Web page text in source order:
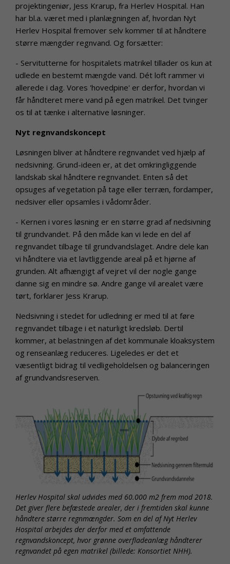
projektingeniør, Jess Krarup, fra Herlev Hospital. Han
har bl.a. været med i planlægningen af, hvordan Nyt
Herlev Hospital fremover selv kommer til at håndtere
større mængder regnvand. Og forsætter:
- Servitutterne for hospitalets matrikel tillader os kun at
udlede en bestemt mængde vand. Dét loft rammer vi
allerede i dag. Vores 'hovedpine' er derfor, hvordan vi
får håndteret mere vand på egen matrikel. Det tvinger
os til at tænke i alternative løsninger.
Nyt regnvandskoncept
Løsningen bliver at håndtere regnvandet ved hjælp af
nedsivning. Grund-ideen er, at det omkringliggende
landskab skal håndtere regnvandet. Enten så det
opsuges af vegetation på tage eller terræn, fordamper,
nedsiver eller opsamles i vådområder.
- Kernen i vores løsning er en større grad af nedsivning
til grundvandet. På den måde kan vi lede en del af
regnvandet tilbage til grundvandslaget. Andre dele kan
vi håndtere via et lavtliggende areal på et hjørne af
grunden. Alt afhængigt af vejret vil der nogle gange
danne sig en mindre sø. Andre gange vil arealet være
tørt, forklarer Jess Krarup.
Nedsivning i stedet for udledning er med til at føre
regnvandet tilbage i et naturligt kredsløb. Dertil
kommer, at belastningen af det kommunale kloaksystem
og renseanlæg reduceres. Ligeledes er det et
væsentligt bidrag til vedligeholdelsen og balanceringen
af grundvandsreserven.
Herlev Hospital skal udvides med 60.000 m2 frem mod 2018.
Det giver flere befæstede arealer, der i fremtiden skal kunne
håndtere større regnmængder. Som en del af Nyt Herlev
Hospital arbejdes der derfor med et omfattende
regnvandskoncept, hvor grønne overfladeanlæg håndterer
regnvandet på egen matrikel (billede: Konsortiet NHH).